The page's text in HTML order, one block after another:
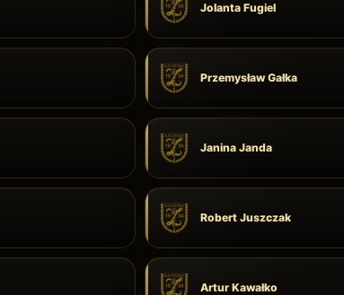
Jolanta Fugiel
Przemysław Gałka
Janina Janda
Robert Juszczak
Artur Kawałko